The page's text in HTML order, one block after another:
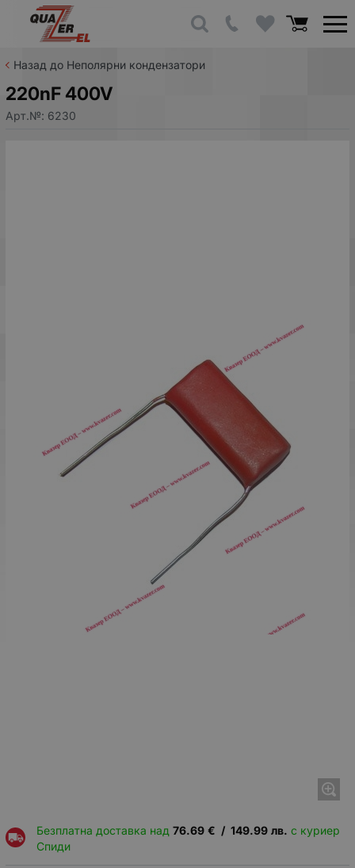
Назад до Неполярни кондензатори
220nF 400V
Арт.№: 6230
Безплатна доставка над 76.69 € / 149.99 лв. с куриер
Спиди